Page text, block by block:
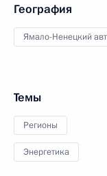
География
Ямало-Ненецкий
Темы
Регионы
Энергетика